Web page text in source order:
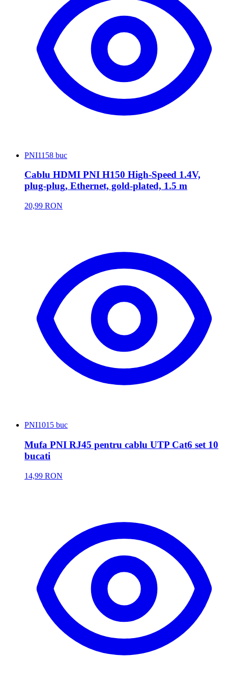
PNI1158 buc
Cablu HDMI PNI H150 High-Speed 1.4V,
plug-plug, Ethernet, gold-plated, 1.5 m
20,99 RON
PNI1015 buc
Mufa PNI RJ45 pentru cablu UTP Cat6 set 10
bucati
14,99 RON